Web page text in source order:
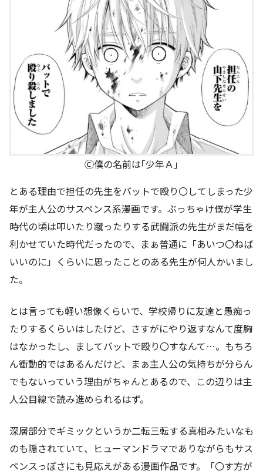
Ⓒ僕の名前は｢少年Ａ｣
とある理由で担任の先生をバットで殴り〇してしまった少
年が主人公のサスペンス系漫画です。ぶっちゃけ僕が学生
時代の頃は叩いたり蹴ったりする武闘派の先生がまだ幅を
利かせていた時代だったので、まぁ普通に「あいつ〇ねば
いいのに」くらいに思ったことのある先生が何人かいまし
た。
とは言っても軽い想像くらいで、学校帰りに友達と愚痴っ
たりするくらいはしたけど、さすがにやり返すなんて度胸
はなかったし、ましてバットで殴り〇すなんて…。もちろ
ん衝動的ではあるんだけど、まぁ主人公の気持ちが分らん
でもないっていう理由がちゃんとあるので、この辺りは主
人公目線で読み進められるはず。
深層部分でギミックというか二転三転する真相みたいなも
のも隠されていて、ヒューマンドラマでありながらもサス
ペンスっぽさにも見応えがある漫画作品です。「〇す方が